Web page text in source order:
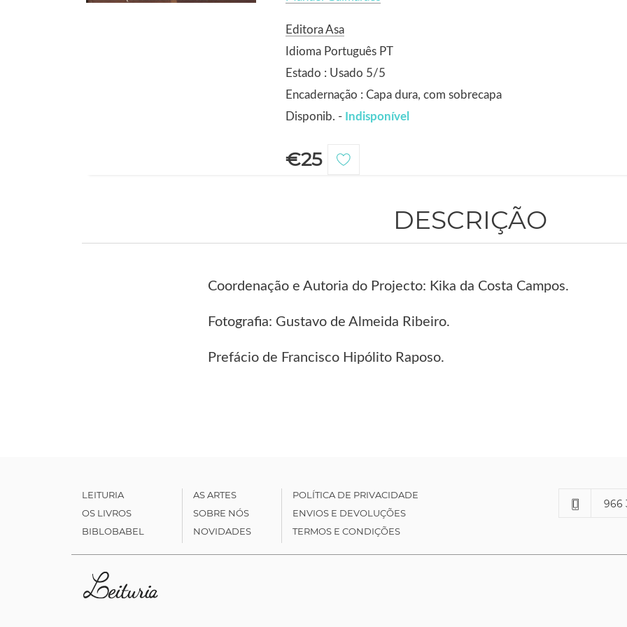
Editora Asa
Idioma Português PT
Estado : Usado 5/5
Encadernação : Capa dura, com sobrecapa
Disponib. - Indisponível
€25
DESCRIÇÃO
Coordenação e Autoria do Projecto: Kika da Costa Campos.
Fotografia: Gustavo de Almeida Ribeiro.
Prefácio de Francisco Hipólito Raposo.
LEITURIA
OS LIVROS
BIBLOBABEL
AS ARTES
SOBRE NÓS
NOVIDADES
POLÍTICA DE PRIVACIDADE
ENVIOS E DEVOLUÇÕES
TERMOS E CONDIÇÕES
966